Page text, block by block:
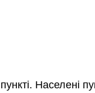
Населені